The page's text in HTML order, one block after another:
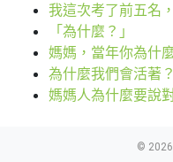
我這次考了前五名
「為什麼？」
媽媽，當年你為什
為什麼我們會活著？
媽媽人為什麼要說
© 2026